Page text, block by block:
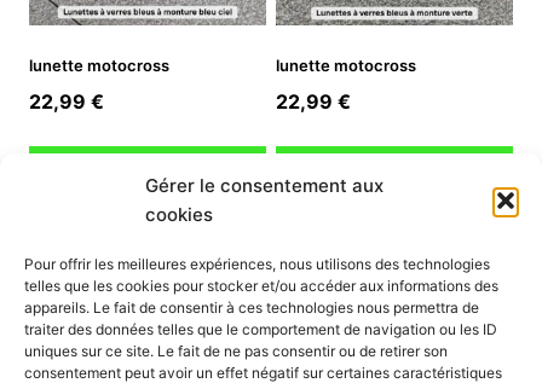
Gérer le consentement aux
cookies
Pour offrir les meilleures expériences, nous utilisons des technologies
telles que les cookies pour stocker et/ou accéder aux informations des
appareils. Le fait de consentir à ces technologies nous permettra de
traiter des données telles que le comportement de navigation ou les ID
uniques sur ce site. Le fait de ne pas consentir ou de retirer son
consentement peut avoir un effet négatif sur certaines caractéristiques
lunette motocross
22,99 €
lunette motocross
22,99 €
INFORMATION
Mon compte
Nous contacter
Mode paiement